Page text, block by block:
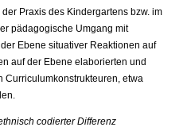
Praxis des Kindergartens bzw. im
pädagogische Umgang mit
Ebene situativer Reaktionen auf
auf der Ebene elaborierten und
Curriculumkonstrukteuren, etwa
codierter Differenz